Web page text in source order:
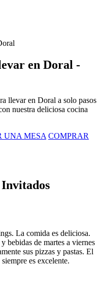
en Doral -
llevar en Doral a solo pasos
nuestra deliciosa cocina
UNA MESA COMPRAR
La comida es deliciosa.
bebidas de martes a viernes
sus pizzas y pastas. El
es excelente.